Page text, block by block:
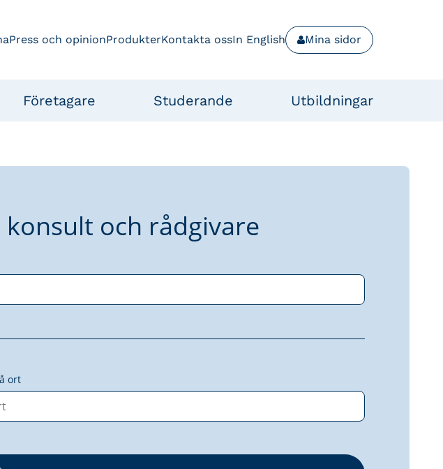
Press och opinionProdukterKontakta ossIn English Mina sidor
Företagare Studerande Utbildningar
konsult och rådgivare
ort